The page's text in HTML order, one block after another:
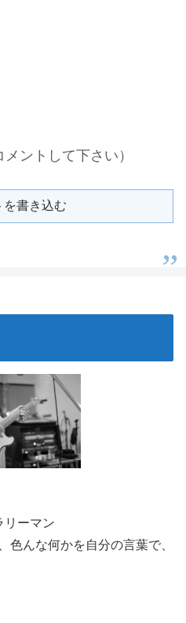
ントして下さい）
を書き込む
リーマン
色んな何かを自分の言葉で、